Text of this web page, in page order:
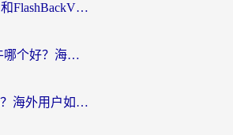
穿梭VPN好用吗？和FlashBackVPN对比哪个回国效果更好？
Quickback和小黑牛哪个好？海外党亲测指南，选对回国加速器秒回国内
迅游和银河好用吗？海外用户如何选择回国加速器实现无缝访问国内资源